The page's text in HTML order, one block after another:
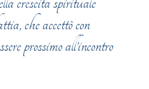
che accettò con
prossimo all’incontro